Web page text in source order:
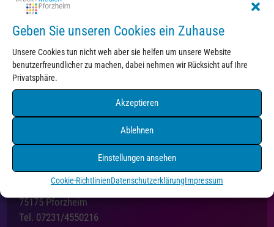
Geben Sie unseren Cookies ein Zuhause
Unsere Cookies tun nicht weh aber sie helfen um unsere Website
benutzerfreundlicher zu machen, dabei nehmen wir Rücksicht auf Ihre
Privatsphäre.
Akzeptieren
Ablehnen
Einstellungen ansehen
Cookie-RichtlinienDatenschutzerklärungImpressum
Kontakt
Druck+Medien Pforzheim
Holzgartenstraße 3
75175 Pforzheim
Tel. 07231/4550216